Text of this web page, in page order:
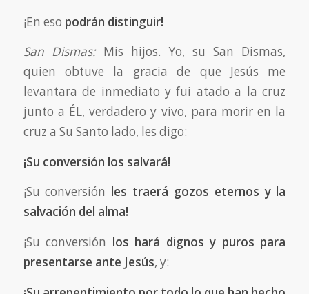
¡En eso podrán distinguir!
San Dismas:Mis hijos. Yo, su San Dismas,
quien obtuve la gracia de que Jesús me
levantara de inmediato y fui atado a la cruz
junto a ÉL, verdadero y vivo, para morir en la
cruz a Su Santo lado, les digo:
¡Su conversión los salvará!
¡Su conversión les traerá gozos eternos y la
salvación del alma!
¡Su conversión los hará dignos y puros para
presentarse ante Jesús, y: